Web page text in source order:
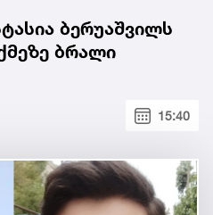
ბერუაშვილს
ბრალი
15:40